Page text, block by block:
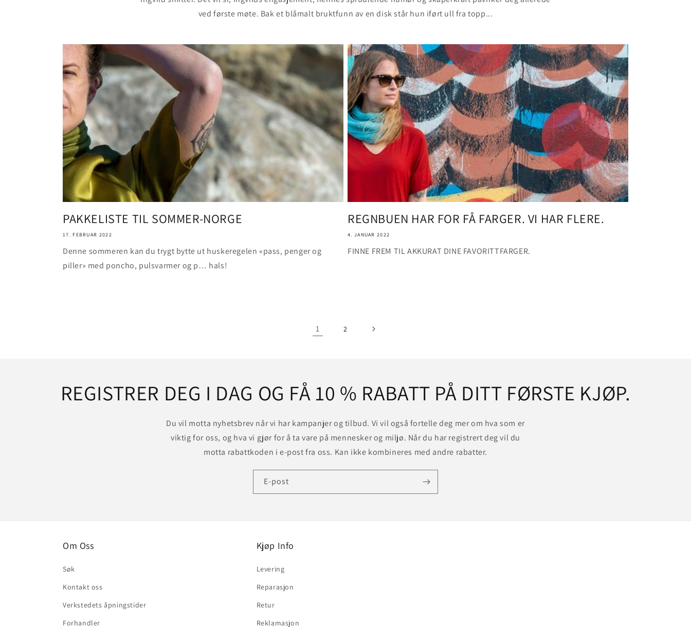
ved første møte. Bak et blåmalt bruktfunn av en disk står hun iført ull fra topp...
PAKKELISTE TIL SOMMER-NORGE
17. FEBRUAR 2022
Denne sommeren kan du trygt bytte ut huskeregelen «pass, penger og
piller» med poncho, pulsvarmer og p… hals!
REGNBUEN HAR FOR FÅ FARGER. VI HAR FLERE.
4. JANUAR 2022
FINNE FREM TIL AKKURAT DINE FAVORITTFARGER.
1 2
REGISTRER DEG I DAG OG FÅ 10 % RABATT PÅ DITT FØRSTE KJØP.
Du vil motta nyhetsbrev når vi har kampanjer og tilbud. Vi vil også fortelle deg mer om hva som er
viktig for oss, og hva vi gjør for å ta vare på mennesker og miljø. Når du har registrert deg vil du
motta rabattkoden i e-post fra oss. Kan ikke kombineres med andre rabatter.
E-post
Om Oss
Søk
Kontakt oss
Verkstedets åpningstider
Forhandler
Kjøp Info
Levering
Reparasjon
Retur
Reklamasjon